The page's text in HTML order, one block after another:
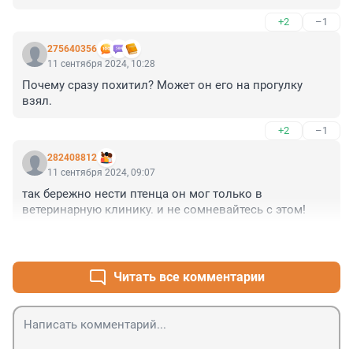
+2 –1
275640356
11 сентября 2024, 10:28
Почему сразу похитил? Может он его на прогулку
взял.
+2 –1
282408812
11 сентября 2024, 09:07
так бережно нести птенца он мог только в
ветеринарную клинику. и не сомневайтесь с этом!
Читать все комментарии